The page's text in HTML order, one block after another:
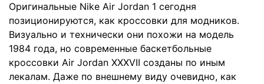
Оригинальные Nike Air Jordan 1 сегодня
позиционируются, как кроссовки для модников.
Визуально и технически они похожи на модель
1984 года, но современные баскетбольные
кроссовки Air Jordan XXXVII созданы по иным
лекалам. Даже по внешнему виду очевидно, как